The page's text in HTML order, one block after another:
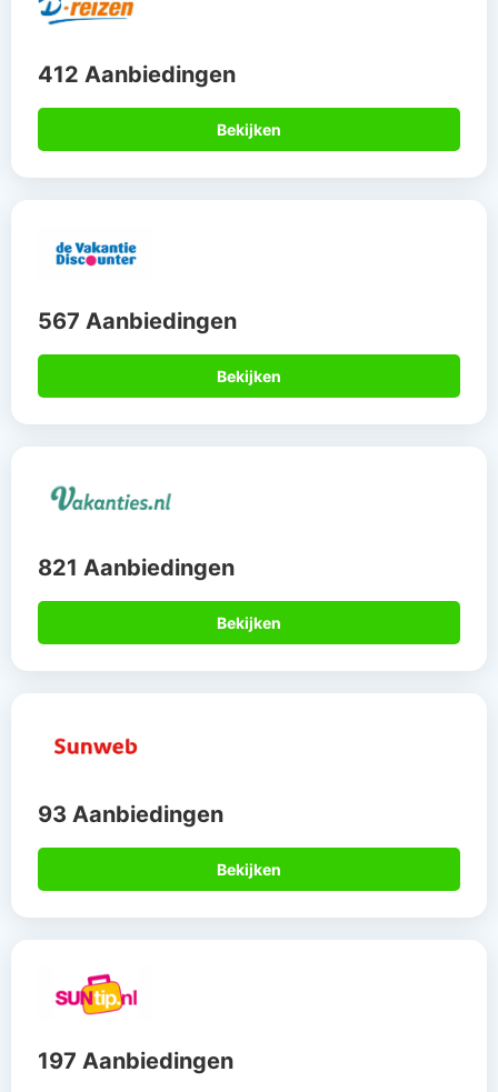
412 Aanbiedingen
Bekijken
567 Aanbiedingen
Bekijken
821 Aanbiedingen
Bekijken
93 Aanbiedingen
Bekijken
197 Aanbiedingen